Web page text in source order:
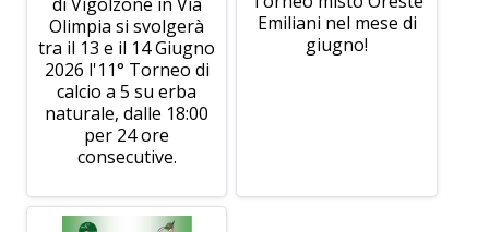
Olimpia si svolgerà
tra il 13 e il 14 Giugno
2026 l'11° Torneo di
calcio a 5 su erba
naturale, dalle 18:00
per 24 ore
consecutive.
Emiliani nel mese di
giugno!